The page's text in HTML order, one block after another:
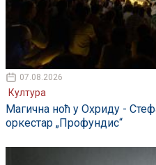
07.08.2026
Култура
Магична ноћ у Охриду -
оркестар „Профундис“